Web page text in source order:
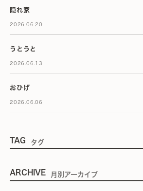
隠れ家
2026.06.20
うとうと
2026.06.13
おひげ
2026.06.06
TAG タグ
ARCHIVE 月別アーカイブ